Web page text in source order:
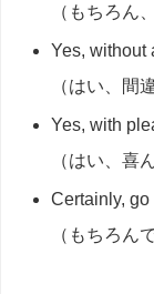
（もちろん
Yes, without
（はい、間
Yes, with
（はい、喜
Certainly,
（もちろん